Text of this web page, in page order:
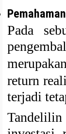
Pada
return
terjadi